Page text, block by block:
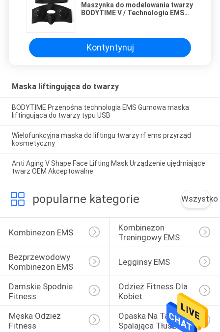
Maszynka do modelowania twarzy
BODYTIME V / Technologia EMS
Kontyntynuj
Maska liftingująca do twarzy
BODYTIME Przenośna technologia EMS Gumowa maska ​​
liftingująca do twarzy typu USB
Wielofunkcyjna maska ​​do liftingu twarzy rf ems przyrząd
kosmetyczny
Anti Aging V Shape Face Lifting Mask Urządzenie ujędrniające
twarz OEM Akceptowalne
popularne kategorie Wszystko
Kombinezon EMS
Kombinezon
Treningowy EMS
Bezprzewodowy
Kombinezon EMS
Legginsy EMS
Damskie Spodnie
Fitness
Odzież Fitness Dla
Kobiet
Męska Odzież
Fitness
Opaska Na Talię
Spalająca Tłuszcz